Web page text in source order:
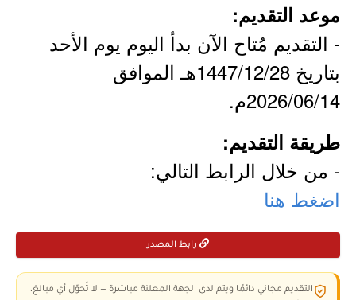
موعد التقديم:
- التقديم مُتاح الآن بدأ اليوم يوم الأحد
بتاريخ 1447/12/28هـ الموافق
2026/06/14م.
طريقة التقديم:
- من خلال الرابط التالي:
اضغط هنا
رابط المصدر
التقديم مجاني دائمًا ويتم لدى الجهة المعلنة مباشرة — لا تُحوّل أي مبالغ،